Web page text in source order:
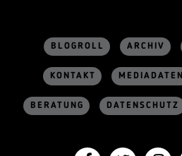
BLOGROLL ARCHIV
KONTAKT MEDIADATEN
BERATUNG DATENSCHUTZ